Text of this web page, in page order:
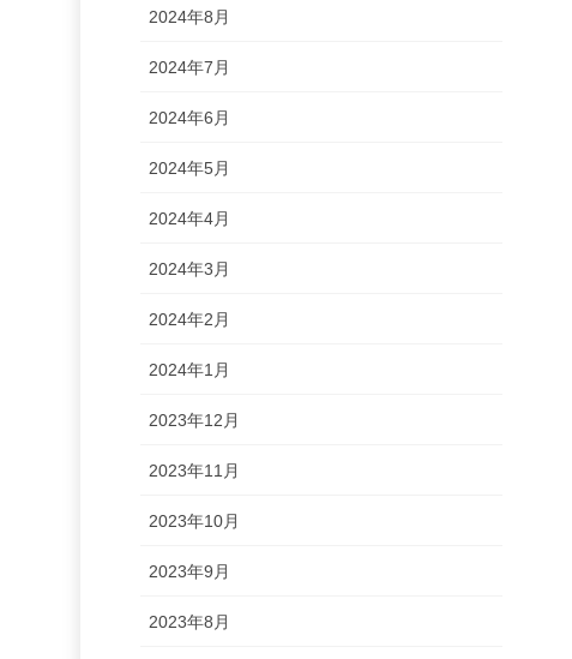
2024年8月
2024年7月
2024年6月
2024年5月
2024年4月
2024年3月
2024年2月
2024年1月
2023年12月
2023年11月
2023年10月
2023年9月
2023年8月